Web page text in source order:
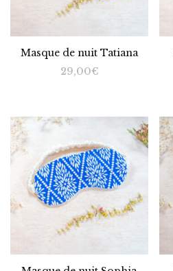
Masque de nuit Tatiana
29,00€